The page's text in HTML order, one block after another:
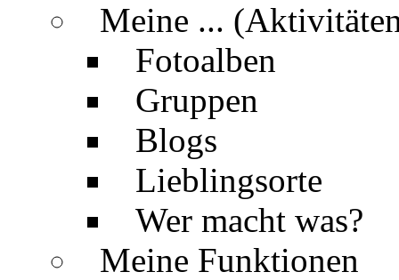
Meine ...
Fotoalben
Gruppen
Blogs
Lieblingsorte
Wer macht was?
Meine Funktionen